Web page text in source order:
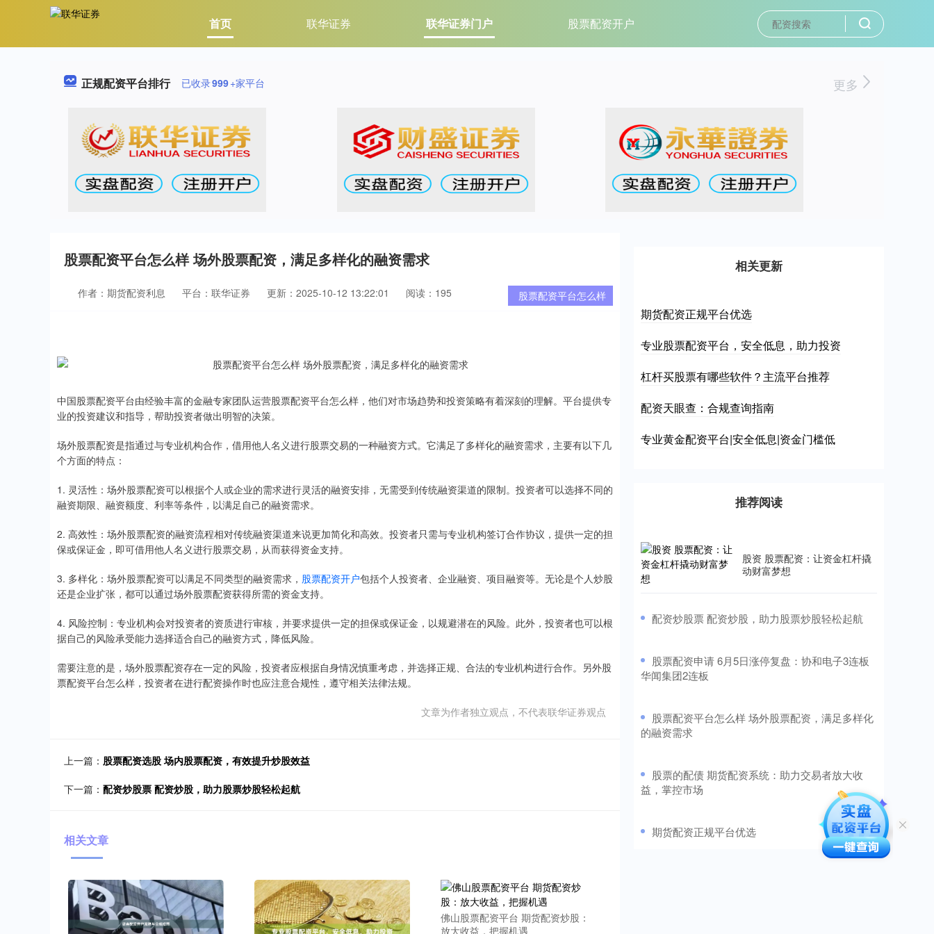
首页 联华证券 联华证券门户 股票配资开户
正规配资平台排行 已收录999+家平台 更多
股票配资平台怎么样 场外股票配资，满足多样化的融资需求
股票配资平台怎么样
作者：期货配资利息 平台：联华证券 更新：2025-10-12 13:22:01 阅读：195
中国股票配资平台由经验丰富的金融专家团队运营股票配资平台怎么样，他们对市场趋势和投资策略有着深刻的理解。平台提供专
业的投资建议和指导，帮助投资者做出明智的决策。
场外股票配资是指通过与专业机构合作，借用他人名义进行股票交易的一种融资方式。它满足了多样化的融资需求，主要有以下几
个方面的特点：
1. 灵活性：场外股票配资可以根据个人或企业的需求进行灵活的融资安排，无需受到传统融资渠道的限制。投资者可以选择不同的
融资期限、融资额度、利率等条件，以满足自己的融资需求。
2. 高效性：场外股票配资的融资流程相对传统融资渠道来说更加简化和高效。投资者只需与专业机构签订合作协议，提供一定的担
保或保证金，即可借用他人名义进行股票交易，从而获得资金支持。
3. 多样化：场外股票配资可以满足不同类型的融资需求， 股票配资开户包括个人投资者、企业融资、项目融资等。无论是个人炒股
还是企业扩张，都可以通过场外股票配资获得所需的资金支持。
4. 风险控制：专业机构会对投资者的资质进行审核，并要求提供一定的担保或保证金，以规避潜在的风险。此外，投资者也可以根
据自己的风险承受能力选择适合自己的融资方式，降低风险。
需要注意的是，场外股票配资存在一定的风险，投资者应根据自身情况慎重考虑，并选择正规、合法的专业机构进行合作。另外股
票配资平台怎么样，投资者在进行配资操作时也应注意合规性，遵守相关法律法规。
文章为作者独立观点，不代表联华证券观点
上一篇： 股票配资选股 场内股票配资，有效提升炒股效益
下一篇： 配资炒股票 配资炒股，助力股票炒股轻松起航
相关文章
佛山股票配资平台 期货配资炒股：
放大收益，把握机遇
相关更新
期货配资正规平台优选
专业股票配资平台，安全低息，助力投资
杠杆买股票有哪些软件？主流平台推荐
配资天眼查：合规查询指南
专业黄金配资平台|安全低息|资金门槛低
推荐阅读
股资 股票配资：让资金杠杆撬
动财富梦想
​配资炒股票 配资炒股，助力股票炒股轻松起航
​股票配资申请 6月5日涨停复盘：协和电子3连板
华闻集团2连板
​股票配资平台怎么样 场外股票配资，满足多样化
的融资需求
​股票的配债 期货配资系统：助力交易者放大收
益，掌控市场
​期货配资正规平台优选